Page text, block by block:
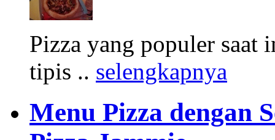
Pizza yang populer saat
tipis .. selengkapnya
Menu Pizza dengan